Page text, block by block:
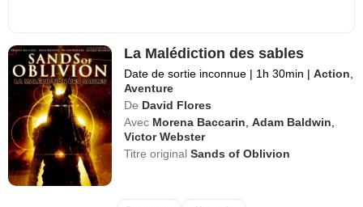
La Malédiction des sables
Date de sortie inconnue | 1h 30min | Action
Aventure
De David Flores
Avec Morena Baccarin ,Adam Baldwin
Victor Webster
Titre originalSands of Oblivion